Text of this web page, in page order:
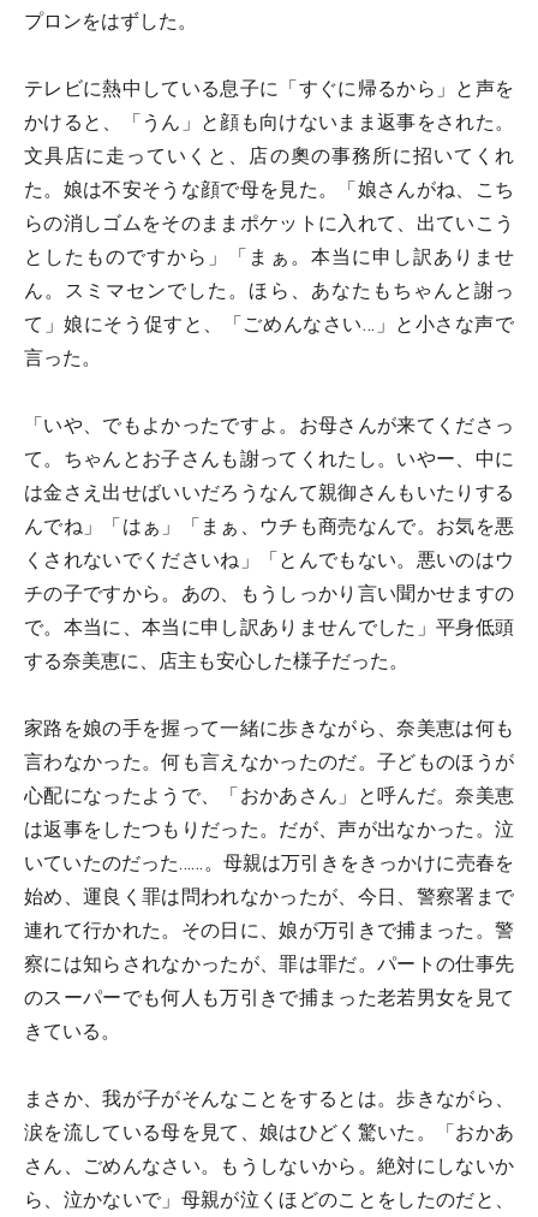
プロンをはずした。
テレビに熱中している息子に「すぐに帰るから」と声を
かけると、「うん」と顔も向けないまま返事をされた。
文具店に走っていくと、店の奧の事務所に招いてくれ
た。娘は不安そうな顔で母を見た。「娘さんがね、こち
らの消しゴムをそのままポケットに入れて、出ていこう
としたものですから」「まぁ。本当に申し訳ありませ
ん。スミマセンでした。ほら、あなたもちゃんと謝っ
て」娘にそう促すと、「ごめんなさい…」と小さな声で
言った。
「いや、でもよかったですよ。お母さんが来てくださっ
て。ちゃんとお子さんも謝ってくれたし。いやー、中に
は金さえ出せばいいだろうなんて親御さんもいたりする
んでね」「はぁ」「まぁ、ウチも商売なんで。お気を悪
くされないでくださいね」「とんでもない。悪いのはウ
チの子ですから。あの、もうしっかり言い聞かせますの
で。本当に、本当に申し訳ありませんでした」平身低頭
する奈美恵に、店主も安心した様子だった。
家路を娘の手を握って一緒に歩きながら、奈美恵は何も
言わなかった。何も言えなかったのだ。子どものほうが
心配になったようで、「おかあさん」と呼んだ。奈美恵
は返事をしたつもりだった。だが、声が出なかった。泣
いていたのだった……。母親は万引きをきっかけに売春を
始め、運良く罪は問われなかったが、今日、警察署まで
連れて行かれた。その日に、娘が万引きで捕まった。警
察には知らされなかったが、罪は罪だ。パートの仕事先
のスーパーでも何人も万引きで捕まった老若男女を見て
きている。
まさか、我が子がそんなことをするとは。歩きながら、
涙を流している母を見て、娘はひどく驚いた。「おかあ
さん、ごめんなさい。もうしないから。絶対にしないか
ら、泣かないで」母親が泣くほどのことをしたのだと、